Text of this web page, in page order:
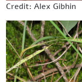
Credit: Alex Gibhin